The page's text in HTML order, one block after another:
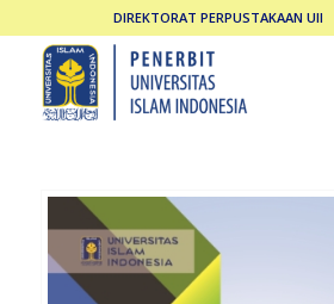
DIREKTORAT PERPUSTAKAAN UII